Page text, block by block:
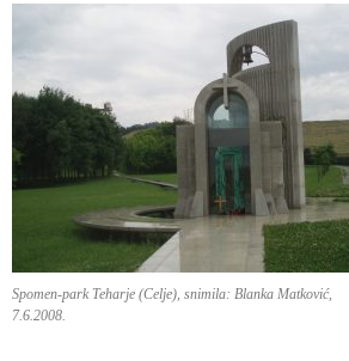
Spomen-park Teharje (Celje), snimila: Blanka Matković,
7.6.2008.